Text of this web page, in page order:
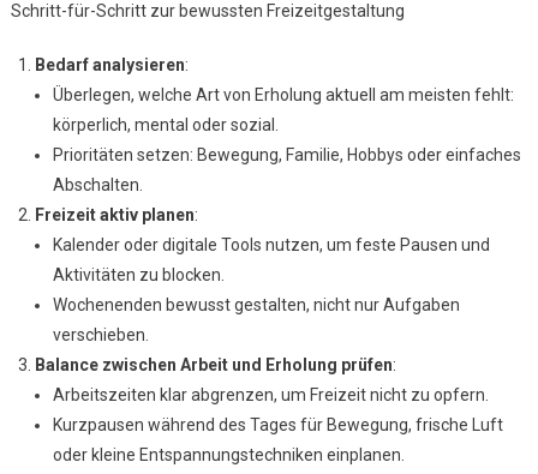
Schritt-für-Schritt zur bewussten Freizeitgestaltung
Bedarf analysieren:
Überlegen, welche Art von Erholung aktuell am meisten fehlt:
körperlich, mental oder sozial.
Prioritäten setzen: Bewegung, Familie, Hobbys oder einfaches
Abschalten.
Freizeit aktiv planen:
Kalender oder digitale Tools nutzen, um feste Pausen und
Aktivitäten zu blocken.
Wochenenden bewusst gestalten, nicht nur Aufgaben
verschieben.
Balance zwischen Arbeit und Erholung prüfen:
Arbeitszeiten klar abgrenzen, um Freizeit nicht zu opfern.
Kurzpausen während des Tages für Bewegung, frische Luft
oder kleine Entspannungstechniken einplanen.